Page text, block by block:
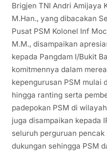
Brigjen TNI Andri Amijaya
M.Han., yang dibacakan
Pusat PSM Kolonel Inf
M.M., disampaikan
kepada Pangdam I/Bukit
komitmennya dalam
kepengurusan PSM mulai
hingga ranting serta
padepokan PSM di
juga disampaikan kepada
seluruh perguruan
dukungan sehingga PSM